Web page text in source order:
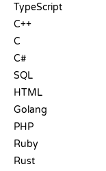
TypeScript
C++
C
C#
SQL
HTML
Golang
PHP
Ruby
Rust